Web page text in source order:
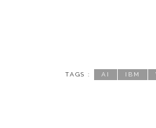
TAGS : AI IBM